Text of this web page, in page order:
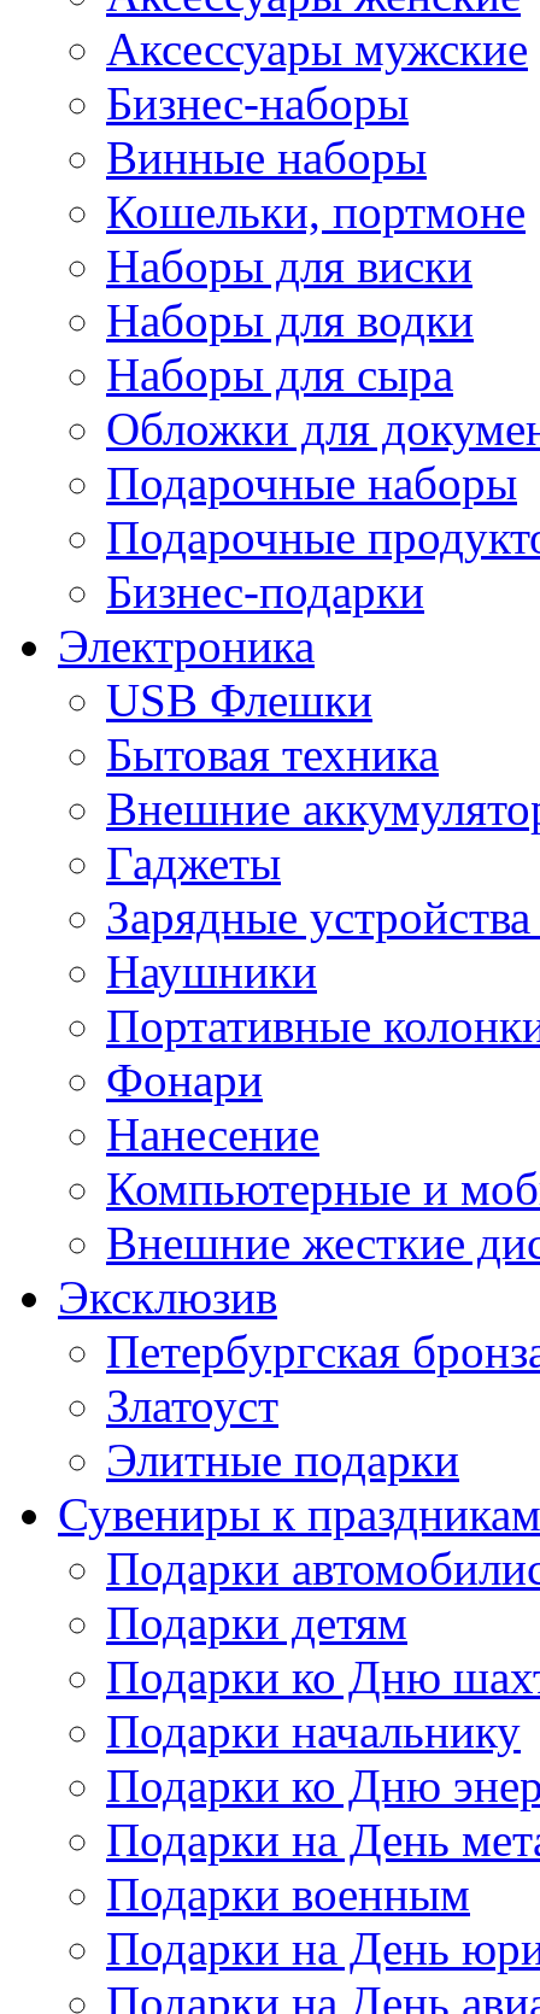
Аксессуары мужские
Бизнес-наборы
Винные наборы
Кошельки, портмоне
Наборы для виски
Наборы для водки
Наборы для сыра
Обложки для
Подарочные наборы
Подарочные
Бизнес-подарки
Электроника
USB Флешки
Бытовая техника
Внешние
Гаджеты
Зарядные
Наушники
Портативные
Фонари
Нанесение
Компьютерные и
Внешние жесткие
Эксклюзив
Петербургская
Златоуст
Элитные подарки
Сувениры к праздникам
Подарки
Подарки детям
Подарки ко Дню
Подарки начальнику
Подарки ко Дню
Подарки на День
Подарки военным
Подарки на День
Подарки на День